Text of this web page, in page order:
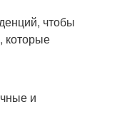
чтобы
которые
и